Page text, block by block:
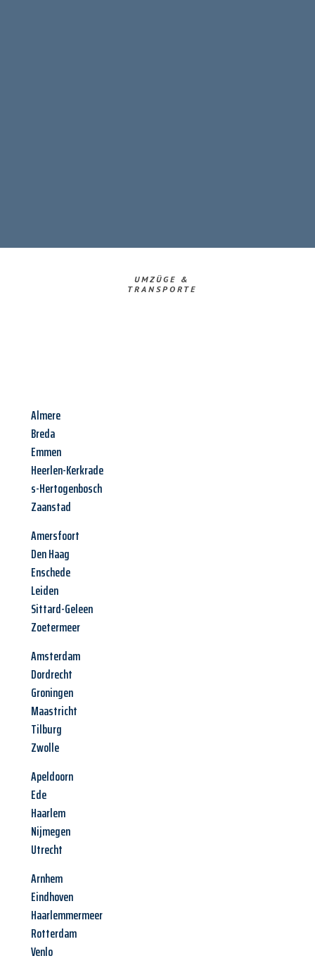
UMZÜGE &
TRANSPORTE
Almere
Breda
Emmen
Heerlen-Kerkrade
s-Hertogenbosch
Zaanstad
Amersfoort
Den Haag
Enschede
Leiden
Sittard-Geleen
Zoetermeer
Amsterdam
Dordrecht
Groningen
Maastricht
Tilburg
Zwolle
Apeldoorn
Ede
Haarlem
Nijmegen
Utrecht
Arnhem
Eindhoven
Haarlemmermeer
Rotterdam
Venlo